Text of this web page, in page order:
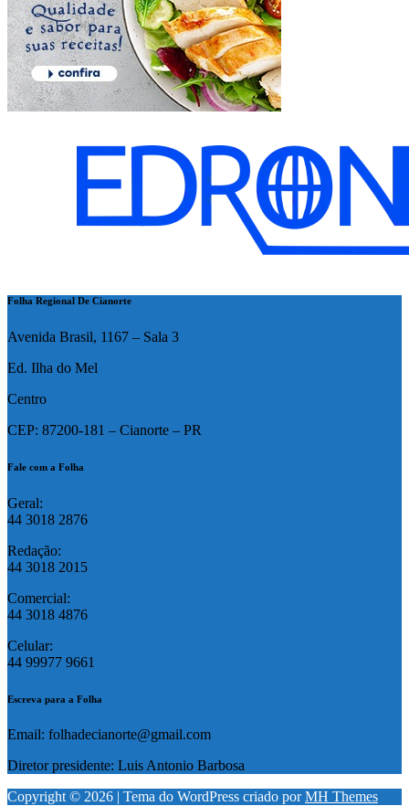
Folha Regional De Cianorte
Avenida Brasil, 1167 – Sala 3
Ed. Ilha do Mel
Centro
CEP: 87200-181 – Cianorte – PR
Fale com a Folha
Geral:
44 3018 2876
Redação:
44 3018 2015
Comercial:
44 3018 4876
Celular:
44 99977 9661
Escreva para a Folha
Email: folhadecianorte@gmail.com
Diretor presidente: Luis Antonio Barbosa
Copyright © 2026 | Tema do WordPress criado porMH Themes